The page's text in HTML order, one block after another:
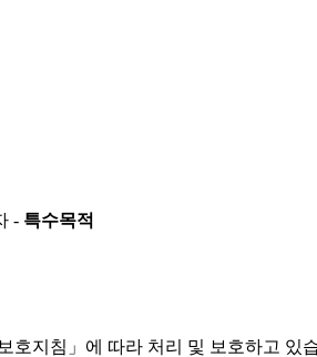
- 특수목적
호지침」에 따라 처리 및 보호하고 있